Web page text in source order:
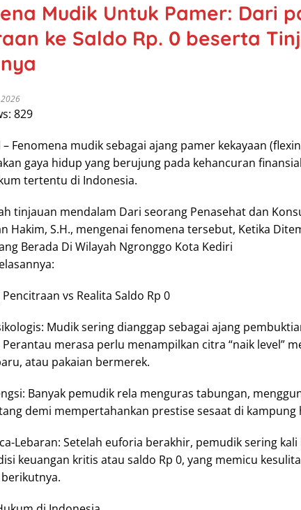
Mudik Untuk Pamer: Dari
ke Saldo Rp. 0 beserta
829
– Fenomena mudik sebagai ajang pamer kekayaan
gaya hidup yang berujung pada kehancuran
tertentu di Indonesia.
tinjauan mendalam Dari seorang Penasehat dan
Hakim, S.H., mengenai fenomena tersebut, Ketika
Berada Di Wilayah Ngronggo Kota Kediri
vs Realita Saldo Rp 0
Mudik sering dianggap sebagai ajang
merasa perlu menampilkan citra “naik level”
atau pakaian bermerek.
Banyak pemudik rela menguras tabungan,
demi mempertahankan prestise sesaat di kampung
Lebaran: Setelah euforia berakhir, pemudik sering
keuangan kritis atau saldo Rp 0, yang memicu